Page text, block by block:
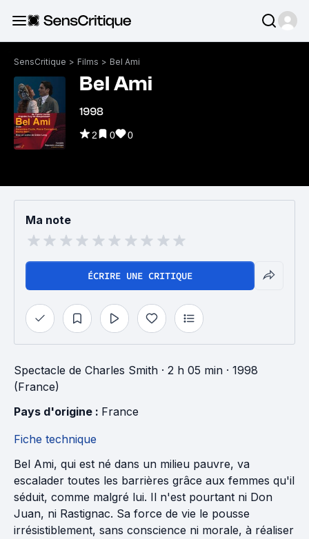
SensCritique > Films > Bel Ami
Bel Ami
1998
2 0 0
Ma note
ÉCRIRE UNE CRITIQUE
Spectacle de Charles Smith · 2 h 05 min · 1998
(France)
Pays d'origine : France
Fiche technique
Bel Ami, qui est né dans un milieu pauvre, va
escalader toutes les barrières grâce aux femmes qu'il
séduit, comme malgré lui. Il n'est pourtant ni Don
Juan, ni Rastignac. Sa force de vie le pousse
irrésistiblement, sans conscience ni morale, à réaliser